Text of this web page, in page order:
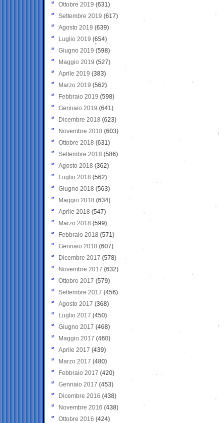
Ottobre 2019 (631)
Settembre 2019 (617)
Agosto 2019 (639)
Luglio 2019 (654)
Giugno 2019 (598)
Maggio 2019 (527)
Aprile 2019 (383)
Marzo 2019 (562)
Febbraio 2019 (598)
Gennaio 2019 (641)
Dicembre 2018 (623)
Novembre 2018 (603)
Ottobre 2018 (631)
Settembre 2018 (586)
Agosto 2018 (362)
Luglio 2018 (562)
Giugno 2018 (563)
Maggio 2018 (634)
Aprile 2018 (547)
Marzo 2018 (599)
Febbraio 2018 (571)
Gennaio 2018 (607)
Dicembre 2017 (578)
Novembre 2017 (632)
Ottobre 2017 (579)
Settembre 2017 (456)
Agosto 2017 (368)
Luglio 2017 (450)
Giugno 2017 (468)
Maggio 2017 (460)
Aprile 2017 (439)
Marzo 2017 (480)
Febbraio 2017 (420)
Gennaio 2017 (453)
Dicembre 2016 (438)
Novembre 2016 (438)
Ottobre 2016 (424)